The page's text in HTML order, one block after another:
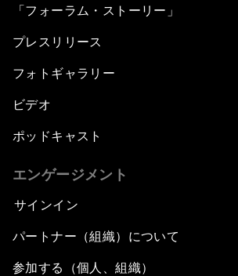
「フォーラム・ストーリー」
プレスリリース
フォトギャラリー
ビデオ
ポッドキャスト
エンゲージメント
サインイン
パートナー（組織）について
参加する（個人、組織）